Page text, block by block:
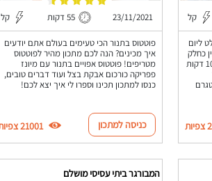
קל
ליום
כחלק
מהסלטים ליום שבת על השולחן, תוך כ-10 דקות
23/11/2021 55 דקות קל
פוטטוס בתנור הכי טעימים בעולם אתם יודעים
איך מכינים? הנה לכם מתכון מהיר לפוטטוס
מטריפים! פוטטוס אפויים בתנור עם מיונז
פפריקה כורכום אבקת בצל ועוד דברים טובים,
כנסו למתכון תכינו וספרו לי איך יצא לכם!
כניסה למתכון 21001 צפיות
המבורגר ביתי עסיסי מושלם